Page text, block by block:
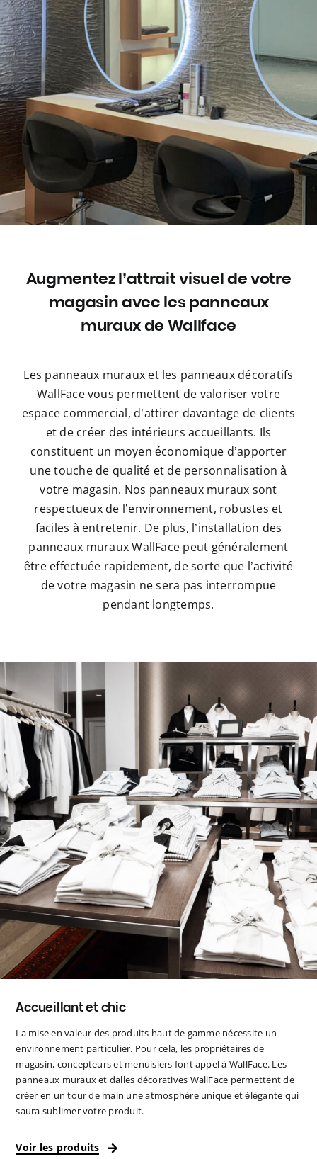
Augmentez l’attrait visuel de votre
magasin avec les panneaux
muraux de Wallface
Les panneaux muraux et les panneaux décoratifs
WallFace vous permettent de valoriser votre
espace commercial, d’attirer davantage de clients
et de créer des intérieurs accueillants. Ils
constituent un moyen économique d’apporter
une touche de qualité et de personnalisation à
votre magasin. Nos panneaux muraux sont
respectueux de l’environnement, robustes et
faciles à entretenir. De plus, l’installation des
panneaux muraux WallFace peut généralement
être effectuée rapidement, de sorte que l’activité
de votre magasin ne sera pas interrompue
pendant longtemps.
Accueillant et chic
La mise en valeur des produits haut de gamme nécessite un
environnement particulier. Pour cela, les propriétaires de
magasin, concepteurs et menuisiers font appel à WallFace. Les
panneaux muraux et dalles décoratives WallFace permettent de
créer en un tour de main une atmosphère unique et élégante qui
saura sublimer votre produit.
Voir les produits